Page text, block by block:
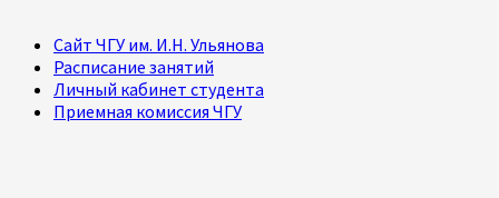
Сайт ЧГУ им. И.Н. Ульянова
Расписание занятий
Личный кабинет студента
Приемная комиссия ЧГУ